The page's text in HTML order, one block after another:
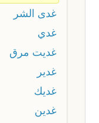
غدى الشر
غدي
غديت مرق
غدير
غديك
غدين